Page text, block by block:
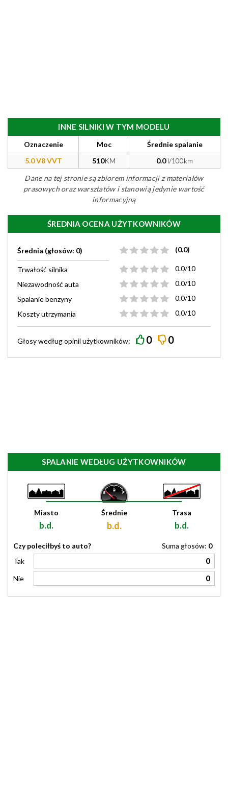
INNE SILNIKI W TYM MODELU
Oznaczenie Moc
Średnie spalanie
5.0 V8 VVT
510KM 0.0l/100km
Dane na tej stronie są zbiorem informacji z materiałów
prasowych oraz warsztatów i stanowią jedynie wartość
informacyjną
ŚREDNIA OCENA UŻYTKOWNIKÓW
Średnia (głosów: 0) (0.0)
Trwałość silnika
0.0/10
Niezawodność auta
0.0/10
Spalanie benzyny
0.0/10
Koszty utrzymania
0.0/10
Głosy wedługopiniiużytkowników: 0 0
SPALANIE WEDŁUG UŻYTKOWNIKÓW
Miasto
b.d.
Średnie
b.d.
Trasa
b.d.
Czy poleciłbyś to auto? Suma głosów: 0
Tak
0
Nie 0